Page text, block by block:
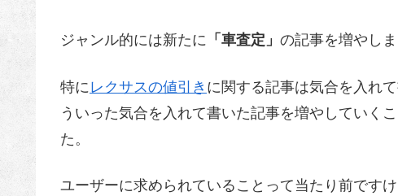
ジャンル的には新たに 「車査定」 の記事を増やしま
特にレクサスの値引きに関する記事は気合を入れ
ういった気合を入れて書いた記事を増やしていく
た。
ユーザーに求められていることって当たり前です